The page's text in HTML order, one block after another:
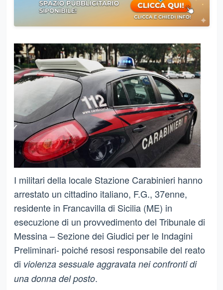
I militari della locale Stazione Carabinieri hanno
arrestato un cittadino italiano, F.G., 37enne,
residente in Francavilla di Sicilia (ME) in
esecuzione di un provvedimento del Tribunale di
Messina – Sezione dei Giudici per le Indagini
Preliminari- poiché resosi responsabile del reato
di violenza sessuale aggravata nei confronti di
una donna del posto.